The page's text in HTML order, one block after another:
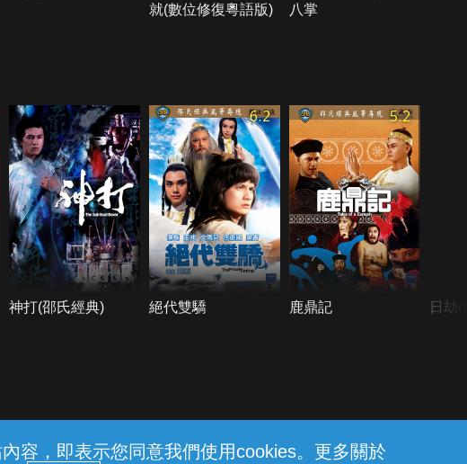
容，即表示您同意我們使用cookies。更多關於
就(數位修復粵語版)
八掌
神打(邵氏經典)
6.2
絕代雙驕
5.2
鹿鼎記 日劫